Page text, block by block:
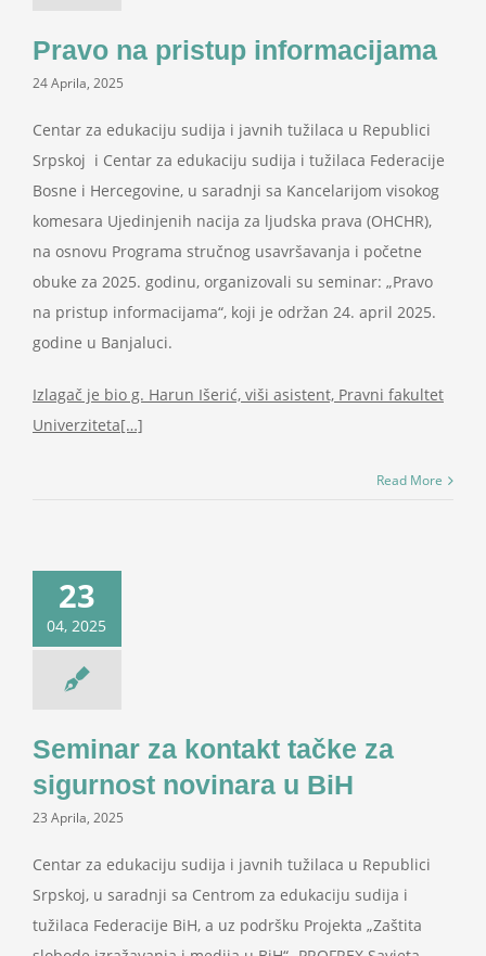
Pravo na pristup informacijama
24 Aprila, 2025
Centar za edukaciju sudija i javnih tužilaca u Republici
Srpskoj i Centar za edukaciju sudija i tužilaca Federacije
Bosne i Hercegovine, u saradnji sa Kancelarijom visokog
komesara Ujedinjenih nacija za ljudska prava (OHCHR),
na osnovu Programa stručnog usavršavanja i početne
obuke za 2025. godinu, organizovali su seminar: „Pravo
na pristup informacijama“, koji je održan 24. april 2025.
godine u Banjaluci.
Izlagač je bio g. Harun Išerić, viši asistent, Pravni fakultet
Univerziteta[…]
Read More
23
04, 2025
Seminar za kontakt tačke za
sigurnost novinara u BiH
23 Aprila, 2025
Centar za edukaciju sudija i javnih tužilaca u Republici
Srpskoj, u saradnji sa Centrom za edukaciju sudija i
tužilaca Federacije BiH, a uz podršku Projekta „Zaštita